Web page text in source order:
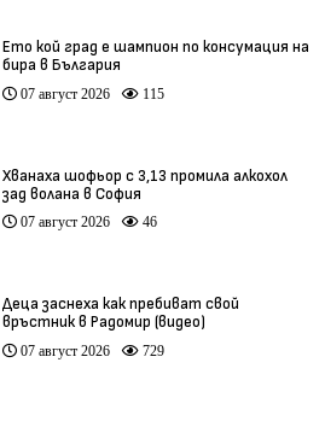
Ето кой град е шампион по консумация на
бира в България
07 август 2026 115
Хванаха шофьор с 3,13 промила алкохол
зад волана в София
07 август 2026 46
Деца заснеха как пребиват свой
връстник в Радомир (видео)
07 август 2026 729